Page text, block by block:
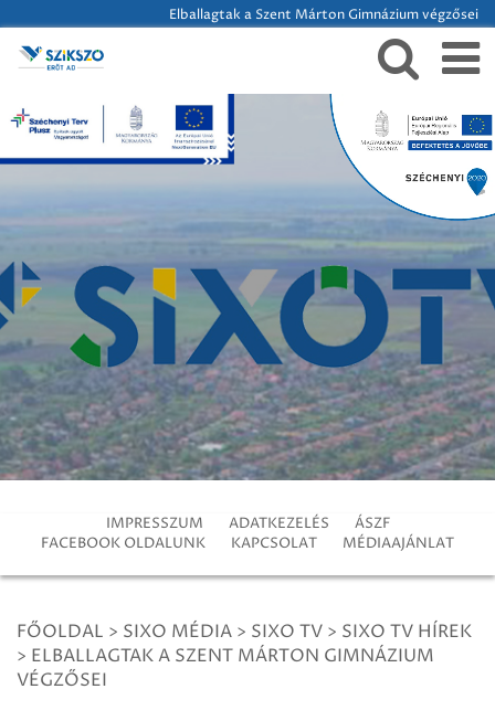
Elballagtak a Szent Márton Gimnázium végzősei
IMPRESSZUM ADATKEZELÉS
ÁSZF
FACEBOOK OLDALUNK
KAPCSOLAT MÉDIAAJÁNLAT
FŐOLDAL > SIXO MÉDIA > SIXO TV > SIXO TV HÍREK
> ELBALLAGTAK A SZENT MÁRTON GIMNÁZIUM
VÉGZŐSEI